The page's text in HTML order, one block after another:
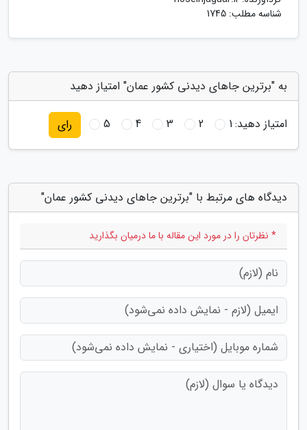
شناسه مطلب: 1745
به "برترین جاهای دیدنی کشور عمان" امتیاز دهید
امتیاز دهید:1
2
3
4
5 رای
دیدگاه های مرتبط با "برترین جاهای دیدنی کشور عمان"
* نظرتان را در مورد این مقاله با ما درمیان بگذارید